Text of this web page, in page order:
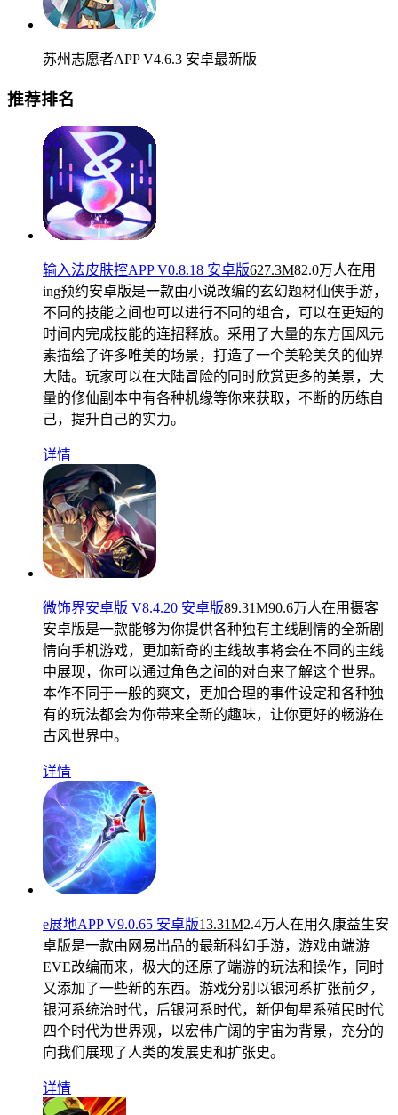
苏州志愿者APP V4.6.3 安卓最新版
推荐排名
输入法皮肤控APP V0.8.18 安卓版627.3M82.0万人在用
ing预约安卓版是一款由小说改编的玄幻题材仙侠手游，
不同的技能之间也可以进行不同的组合，可以在更短的
时间内完成技能的连招释放。采用了大量的东方国风元
素描绘了许多唯美的场景，打造了一个美轮美奂的仙界
大陆。玩家可以在大陆冒险的同时欣赏更多的美景，大
量的修仙副本中有各种机缘等你来获取，不断的历练自
己，提升自己的实力。
详情
微饰界安卓版 V8.4.20 安卓版89.31M90.6万人在用摄客
安卓版是一款能够为你提供各种独有主线剧情的全新剧
情向手机游戏，更加新奇的主线故事将会在不同的主线
中展现，你可以通过角色之间的对白来了解这个世界。
本作不同于一般的爽文，更加合理的事件设定和各种独
有的玩法都会为你带来全新的趣味，让你更好的畅游在
古风世界中。
详情
e展地APP V9.0.65 安卓版13.31M2.4万人在用久康益生安
卓版是一款由网易出品的最新科幻手游，游戏由端游
EVE改编而来，极大的还原了端游的玩法和操作，同时
又添加了一些新的东西。游戏分别以银河系扩张前夕，
银河系统治时代，后银河系时代，新伊甸星系殖民时代
四个时代为世界观，以宏伟广阔的宇宙为背景，充分的
向我们展现了人类的发展史和扩张史。
详情